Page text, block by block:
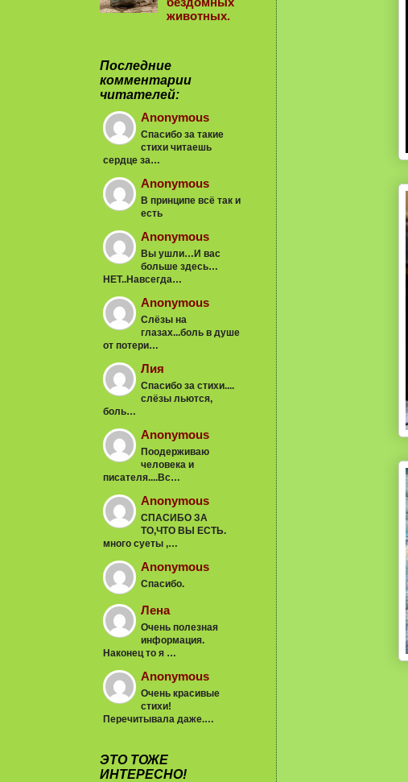
бездомных
животных.
Последние
комментарии
читателей:
Anonymous
Спасибо за такие
стихи читаешь
сердце за…
Anonymous
В принципе всё так и
есть
Anonymous
Вы ушли…И вас
больше здесь…
НЕТ..Навсегда…
Anonymous
Слёзы на
глазах...боль в душе
от потери…
Лия
Спасибо за стихи....
слёзы льются,
боль…
Anonymous
Поодерживаю
человека и
писателя....Вс…
Anonymous
СПАСИБО ЗА
ТО,ЧТО ВЫ ЕСТЬ.
много суеты ,…
Anonymous
Спасибо.
Лена
Очень полезная
информация.
Наконец то я …
Anonymous
Очень красивые
стихи!
Перечитывала даже.…
ЭТО ТОЖЕ
ИНТЕРЕСНО!